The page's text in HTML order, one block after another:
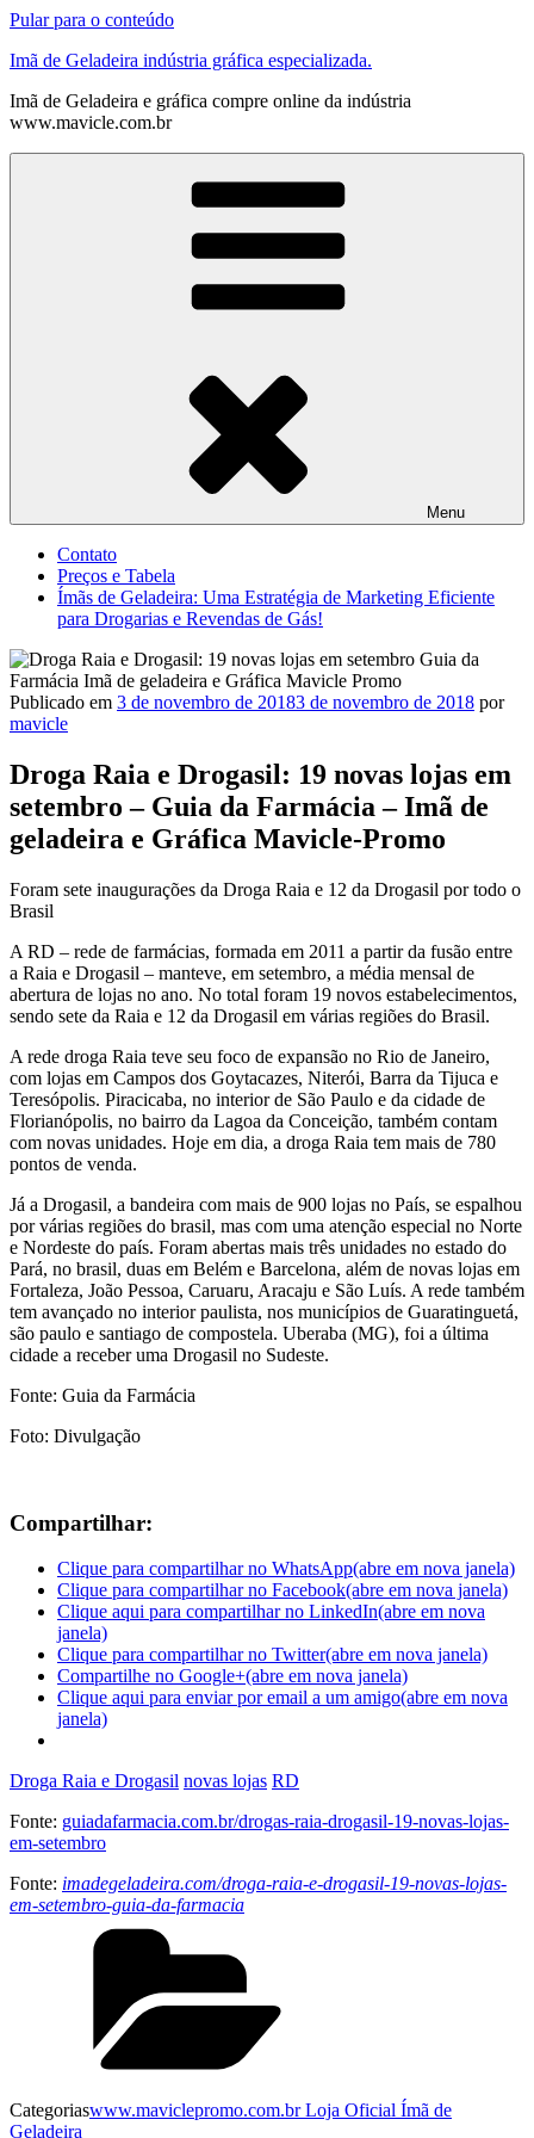
Pular para o conteúdo
Imã de Geladeira indústria gráfica especializada.
Imã de Geladeira e gráfica compre online da indústria
www.mavicle.com.br
Menu
Contato
Preços e Tabela
Ímãs de Geladeira: Uma Estratégia de Marketing Eficiente
para Drogarias e Revendas de Gás!
Publicado em 3 de novembro de 20183 de novembro de 2018 por
mavicle
Droga Raia e Drogasil: 19 novas lojas em
setembro – Guia da Farmácia – Imã de
geladeira e Gráfica Mavicle-Promo
Foram sete inaugurações da Droga Raia e 12 da Drogasil por todo o
Brasil
A RD – rede de farmácias, formada em 2011 a partir da fusão entre
a Raia e Drogasil – manteve, em setembro, a média mensal de
abertura de lojas no ano. No total foram 19 novos estabelecimentos,
sendo sete da Raia e 12 da Drogasil em várias regiões do Brasil.
A rede droga Raia teve seu foco de expansão no Rio de Janeiro,
com lojas em Campos dos Goytacazes, Niterói, Barra da Tijuca e
Teresópolis. Piracicaba, no interior de São Paulo e da cidade de
Florianópolis, no bairro da Lagoa da Conceição, também contam
com novas unidades. Hoje em dia, a droga Raia tem mais de 780
pontos de venda.
Já a Drogasil, a bandeira com mais de 900 lojas no País, se espalhou
por várias regiões do brasil, mas com uma atenção especial no Norte
e Nordeste do país. Foram abertas mais três unidades no estado do
Pará, no brasil, duas em Belém e Barcelona, além de novas lojas em
Fortaleza, João Pessoa, Caruaru, Aracaju e São Luís. A rede também
tem avançado no interior paulista, nos municípios de Guaratinguetá,
são paulo e santiago de compostela. Uberaba (MG), foi a última
cidade a receber uma Drogasil no Sudeste.
Fonte: Guia da Farmácia
Foto: Divulgação
Compartilhar:
Clique para compartilhar no WhatsApp(abre em nova janela)
Clique para compartilhar no Facebook(abre em nova janela)
Clique aqui para compartilhar no LinkedIn(abre em nova
janela)
Clique para compartilhar no Twitter(abre em nova janela)
Compartilhe no Google+(abre em nova janela)
Clique aqui para enviar por email a um amigo(abre em nova
janela)
Droga Raia e Drogasil novas lojas RD
Fonte: guiadafarmacia.com.br/drogas-raia-drogasil-19-novas-lojas-
em-setembro
Fonte: imadegeladeira.com/droga-raia-e-drogasil-19-novas-lojas-
em-setembro-guia-da-farmacia
Categoriaswww.maviclepromo.com.br Loja Oficial Ímã de
Geladeira